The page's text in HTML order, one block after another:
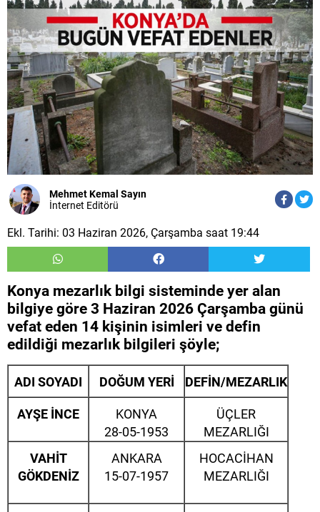
Mehmet Kemal Sayın
İnternet Editörü
Ekl. Tarihi: 03 Haziran 2026, Çarşamba saat 19:44
Konya mezarlık bilgi sisteminde yer alan
bilgiye göre 3 Haziran 2026 Çarşamba günü
vefat eden 14 kişinin isimleri ve defin
edildiği mezarlık bilgileri şöyle;
ADI SOYADI DOĞUM YERİ DEFİN/MEZARLIK
AYŞE İNCE
KONYA
28-05-1953
ÜÇLER
MEZARLIĞI
VAHİT
GÖKDENİZ
ANKARA
15-07-1957
HOCACİHAN
MEZARLIĞI